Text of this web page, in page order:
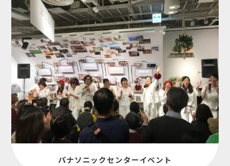
パナソニックセンターイベント